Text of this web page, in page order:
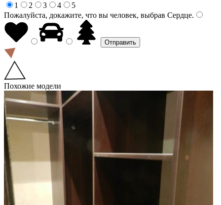
1
2 3 4
5
Пожалуйста, докажите, что вы человек, выбрав Сердце.
Похожие модели